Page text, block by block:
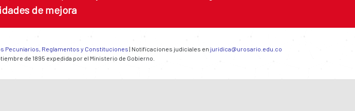
de mejora
Pecuniarios, Reglamentos y Constituciones | Notificaciones judiciales en juridica@urosario.edu.co
de 1895 expedida por el Ministerio de Gobierno.